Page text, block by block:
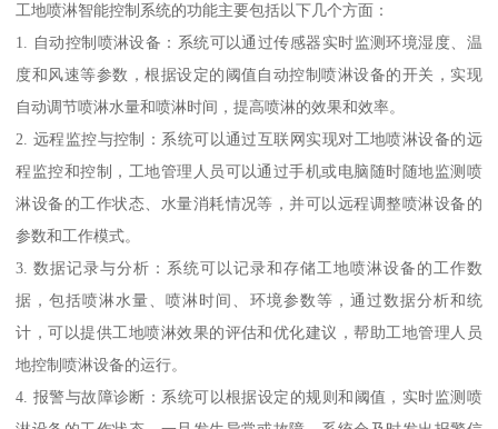
工地喷淋智能控制系统的功能主要包括以下几个方面：
1. 自动控制喷淋设备：系统可以通过传感器实时监测环境湿度、温
度和风速等参数，根据设定的阈值自动控制喷淋设备的开关，实现
自动调节喷淋水量和喷淋时间，提高喷淋的效果和效率。
2. 远程监控与控制：系统可以通过互联网实现对工地喷淋设备的远
程监控和控制，工地管理人员可以通过手机或电脑随时随地监测喷
淋设备的工作状态、水量消耗情况等，并可以远程调整喷淋设备的
参数和工作模式。
3. 数据记录与分析：系统可以记录和存储工地喷淋设备的工作数
据，包括喷淋水量、喷淋时间、环境参数等，通过数据分析和统
计，可以提供工地喷淋效果的评估和优化建议，帮助工地管理人员
地控制喷淋设备的运行。
4. 报警与故障诊断：系统可以根据设定的规则和阈值，实时监测喷